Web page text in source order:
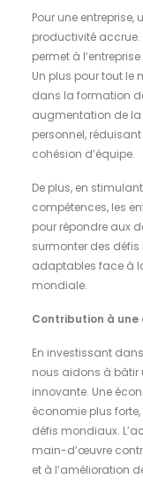
Pour une
productivité accrue.
permet à
Un plus pour tout le
dans la formation
augmentation de
personnel,
cohésion d’équipe.
De plus, en
compétences, les
pour répondre aux
surmonter des défis
adaptables face à
mondiale.
Contribution à une
En investissant
nous aidons à bâtir
innovante. Une
économie plus
défis mondiaux.
main-d’œuvre
et à l’amélioration